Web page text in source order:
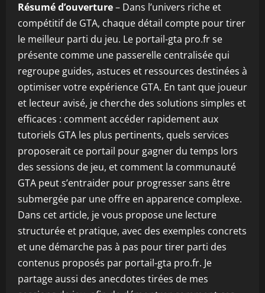
Résumé d’ouverture– Dans l’univers riche et
compétitif de GTA, chaque détail compte pour tirer
le meilleur parti du jeu. Le portail-gta pro.fr se
présente comme une passerelle centralisée qui
regroupe guides, astuces et ressources destinées à
optimiser votre expérience GTA. En tant que joueur
et lecteur avisé, je cherche des solutions simples et
efficaces : comment accéder rapidement aux
tutoriels GTA les plus pertinents, quels services
proposerait ce portail pour gagner du temps lors
des sessions de jeu, et comment la communauté
GTA peut s’entraider pour progresser sans être
submergée par une offre en apparence complexe.
Dans cet article, je vous propose une lecture
structurée et pratique, avec des exemples concrets
et une démarche pas à pas pour tirer parti des
contenus proposés par portail-gta pro.fr. Je
partage aussi des anecdotes tirées de mes